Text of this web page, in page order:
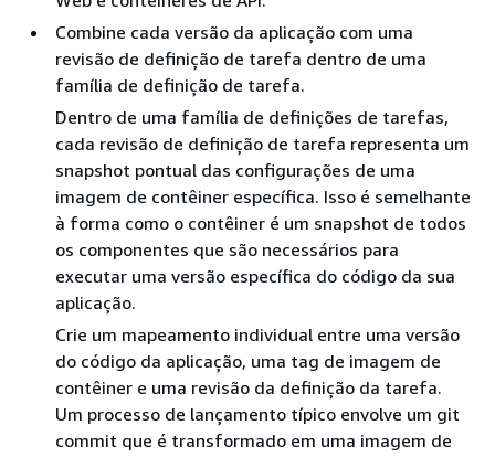
Combine cada versão da aplicação com uma
revisão de definição de tarefa dentro de uma
família de definição de tarefa.
Dentro de uma família de definições de tarefas,
cada revisão de definição de tarefa representa um
snapshot pontual das configurações de uma
imagem de contêiner específica. Isso é semelhante
à forma como o contêiner é um snapshot de todos
os componentes que são necessários para
executar uma versão específica do código da sua
aplicação.
Crie um mapeamento individual entre uma versão
do código da aplicação, uma tag de imagem de
contêiner e uma revisão da definição da tarefa.
Um processo de lançamento típico envolve um git
commit que é transformado em uma imagem de